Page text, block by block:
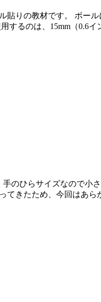
りの教材です。 ボー
するのは、15mm（0.6イ
のひらサイズなので小
てきたため、今回はあ